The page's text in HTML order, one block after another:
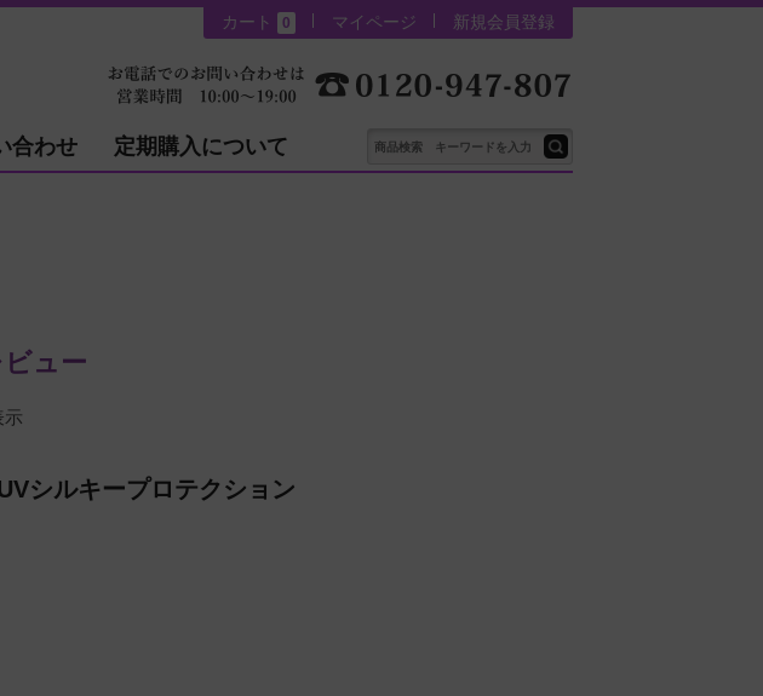
カート 0 マイページ 新規会員登録
合わせ 定期購入について
ュー
示
シルキープロテクション